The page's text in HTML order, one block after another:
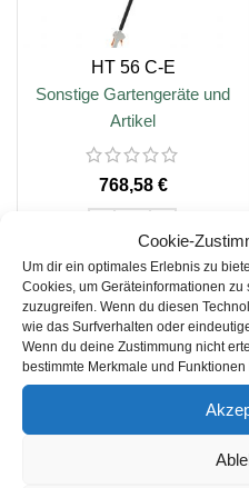
Cookie-
Um dir ein optimales Erlebnis zu
Cookies, um Geräteinformationen
zuzugreifen. Wenn du diesen
wie das Surfverhalten oder
Wenn du deine Zustimmung nicht
bestimmte Merkmale und
HT 56 C-E
Sonstige Gartengeräte und
Artikel
€
IN DEN WARENKORB
inkl. 19 % MwSt.
Lieferzeit:1-3 Werktage